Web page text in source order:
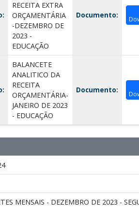
RECEITA EXTRA
ORÇAMENTÁRIA
-DEZEMBRO DE
2023 -
EDUCAÇÃO
Documento:
BALANCETE
ANALITICO DA
RECEITA
ORÇAMENTÁRIA-
JANEIRO DE 2023
- EDUCAÇÃO
Documento:
MENSAIS - DEZEMBRO DE 2023 -